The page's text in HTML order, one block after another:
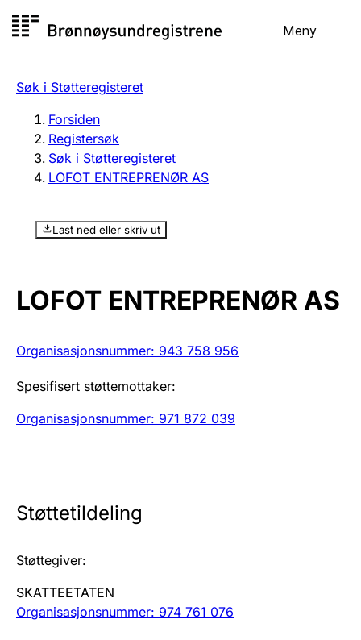
til
Meny
Registersøk
Aksjeselskap
Enkeltpersonforetak
Registrere, endre, slette
Årsregnskap
Ektepaktveileder
Søk i Støtteregisteret
Forsiden
Registersøk
Søk i Støtteregisteret
LOFOT ENTREPRENØR AS
Last ned eller skriv ut
LOFOT ENTREPRENØR AS
Organisasjonsnummer: 943 758 956
Spesifisert støttemottaker:
Organisasjonsnummer: 971 872 039
Støttetildeling
Støttegiver:
SKATTEETATEN
Organisasjonsnummer: 974 761 076